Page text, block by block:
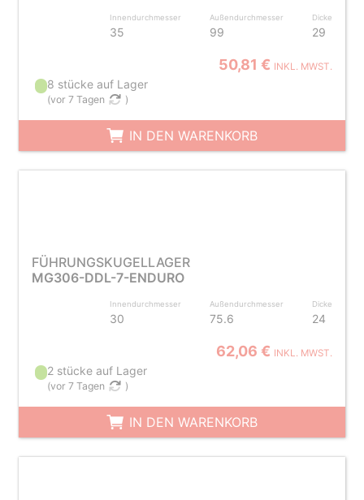
Innendurchmesser
35
Außendurchmesser
99
Dicke
29
50,81 € INKL. MWST.
8 stücke auf Lager
(vor 7 Tagen )
IN DEN WARENKORB
FÜHRUNGSKUGELLAGER
MG306-DDL-7-ENDURO
Innendurchmesser
30
Außendurchmesser
75.6
Dicke
24
62,06 € INKL. MWST.
2 stücke auf Lager
(vor 7 Tagen )
IN DEN WARENKORB